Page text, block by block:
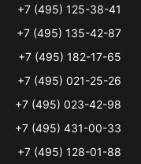
+7 (495) 125-38-41
+7 (495) 135-42-87
+7 (495) 182-17-65
+7 (495) 021-25-26
+7 (495) 023-42-98
+7 (495) 431-00-33
+7 (495) 128-01-88